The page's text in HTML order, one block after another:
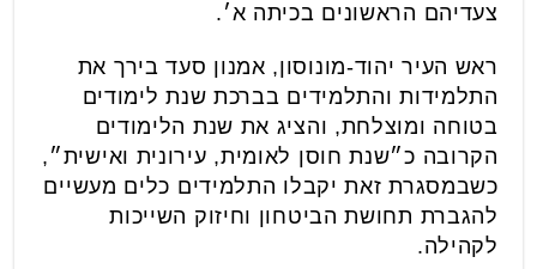
צעדיהם הראשונים בכיתה א׳.
ראש העיר יהוד-מונוסון, אמנון סעד בירך את
התלמידות והתלמידים בברכת שנת לימודים
בטוחה ומוצלחת, והציג את שנת הלימודים
הקרובה כ״שנת חוסן לאומית, עירונית ואישית״,
כשבמסגרת זאת יקבלו התלמידים כלים מעשיים
להגברת תחושת הביטחון וחיזוק השייכות
לקהילה.